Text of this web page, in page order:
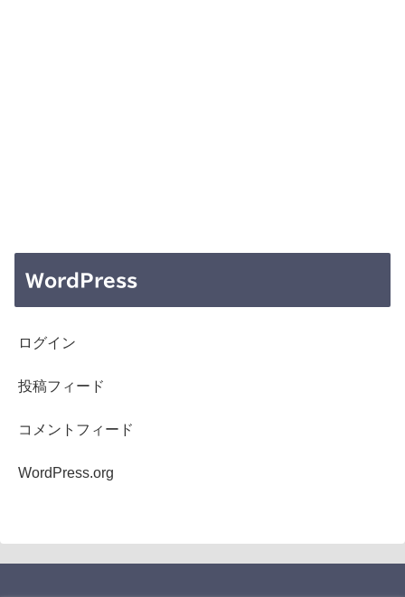
WordPress
ログイン
投稿フィード
コメントフィード
WordPress.org